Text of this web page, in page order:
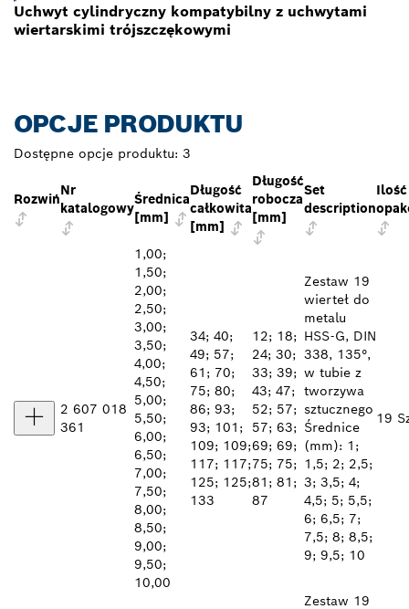
Uchwyt cylindryczny kompatybilny z uchwytami
wiertarskimi trójszczękowymi
OPCJE PRODUKTU
Dostępne opcje produktu: 3
Rozwiń
Nr
katalogowy
Średnica
[mm]
Długość
całkowita
[mm]
Długość
robocza
[mm]
Set
description
Ilość
2 607 018
361
1,00;
1,50;
2,00;
2,50;
3,00;
3,50;
4,00;
4,50;
5,00;
5,50;
6,00;
6,50;
7,00;
7,50;
8,00;
8,50;
9,00;
9,50;
10,00
34; 40;
49; 57;
61; 70;
75; 80;
86; 93;
93; 101;
109; 109;
117; 117;
125; 125;
133
12; 18;
24; 30;
33; 39;
43; 47;
52; 57;
57; 63;
69; 69;
75; 75;
81; 81;
87
Zestaw 19
wierteł do
metalu
HSS-G, DIN
338, 135°,
w tubie z
tworzywa
sztucznego
Średnice
(mm): 1;
1,5; 2; 2,5;
3; 3,5; 4;
4,5; 5; 5,5;
6; 6,5; 7;
7,5; 8; 8,5;
9; 9,5; 10
19
Zestaw 19